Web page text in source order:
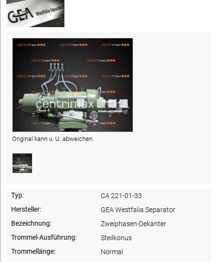
Original kann u. U. abweichen.
Typ:
CA 221-01-33
Hersteller:
GEA Westfalia Separator
Bezeichnung:
Zweiphasen-Dekanter
Trommel-Ausführung:
Steilkonus
Trommellänge:
Normal